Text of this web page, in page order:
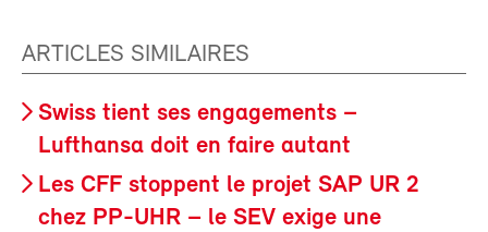
ARTICLES SIMILAIRES
Swiss tient ses engagements –
Lufthansa doit en faire autant
Les CFF stoppent le projet SAP UR 2
chez PP-UHR – le SEV exige une